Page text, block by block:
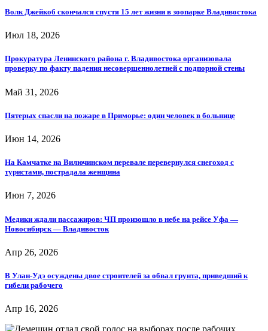
Волк Джейкоб скончался спустя 15 лет жизни в зоопарке Владивостока
Июл 18, 2026
Прокуратура Ленинского района г. Владивостока организовала
проверку по факту падения несовершеннолетней с подпорной стены
Май 31, 2026
Пятерых спасли на пожаре в Приморье: один человек в больнице
Июн 14, 2026
На Камчатке на Вилючинском перевале перевернулся снегоход с
туристами, пострадала женщина
Июн 7, 2026
Медики ждали пассажиров: ЧП произошло в небе на рейсе Уфа —
Новосибирск — Владивосток
Апр 26, 2026
В Улан-Удэ осуждены двое строителей за обвал грунта, приведший к
гибели рабочего
Апр 16, 2026